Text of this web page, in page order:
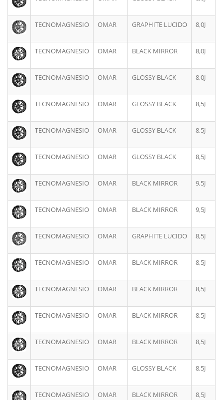
TECNOMAGNESIO OMAR GRAPHITE LUCIDO 8,0J
TECNOMAGNESIO OMAR BLACK MIRROR 8,0J
TECNOMAGNESIO OMAR GLOSSY BLACK 8,0J
TECNOMAGNESIO OMAR GLOSSY BLACK 8,5J
TECNOMAGNESIO OMAR GLOSSY BLACK 8,5J
TECNOMAGNESIO OMAR GLOSSY BLACK 8,5J
TECNOMAGNESIO OMAR BLACK MIRROR 9,5J
TECNOMAGNESIO OMAR BLACK MIRROR 9,5J
TECNOMAGNESIO OMAR GRAPHITE LUCIDO 8,5J
TECNOMAGNESIO OMAR BLACK MIRROR 8,5J
TECNOMAGNESIO OMAR BLACK MIRROR 8,5J
TECNOMAGNESIO OMAR BLACK MIRROR 8,5J
TECNOMAGNESIO OMAR BLACK MIRROR 8,5J
TECNOMAGNESIO OMAR GLOSSY BLACK 8,5J
TECNOMAGNESIO OMAR BLACK MIRROR 8,5J